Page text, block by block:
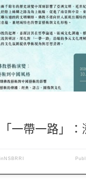
改為
見 […]
一帶一路」：